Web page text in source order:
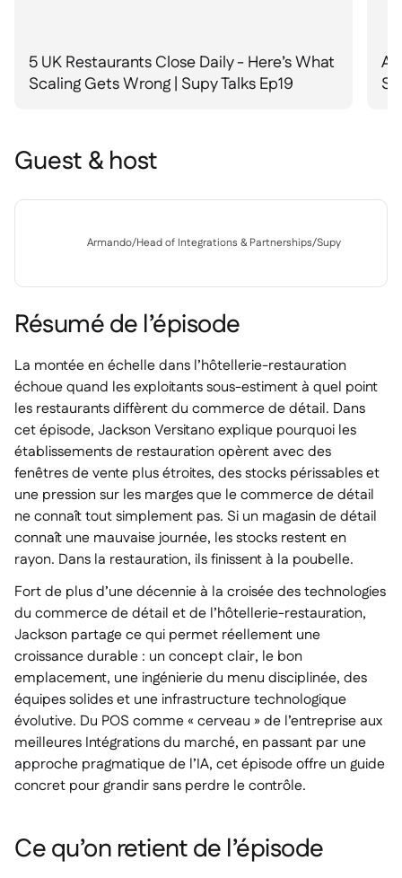
5 UK Restaurants Close Daily - Here’s What
Scaling Gets Wrong | Supy Talks Ep19
Guest & host
Armando/Head of Integrations & Partnerships/Supy
Résumé de l’épisode
La montée en échelle dans l’hôtellerie-restauration
échoue quand les exploitants sous-estiment à quel point
les restaurants diffèrent du commerce de détail. Dans
cet épisode, Jackson Versitano explique pourquoi les
établissements de restauration opèrent avec des
fenêtres de vente plus étroites, des stocks périssables et
une pression sur les marges que le commerce de détail
ne connaît tout simplement pas. Si un magasin de détail
connaît une mauvaise journée, les stocks restent en
rayon. Dans la restauration, ils finissent à la poubelle.
Fort de plus d’une décennie à la croisée des technologies
du commerce de détail et de l’hôtellerie-restauration,
Jackson partage ce qui permet réellement une
croissance durable : un concept clair, le bon
emplacement, une ingénierie du menu disciplinée, des
équipes solides et une infrastructure technologique
évolutive. Du POS comme « cerveau » de l’entreprise aux
meilleures Intégrations du marché, en passant par une
approche pragmatique de l’IA, cet épisode offre un guide
concret pour grandir sans perdre le contrôle.
Ce qu’on retient de l’épisode